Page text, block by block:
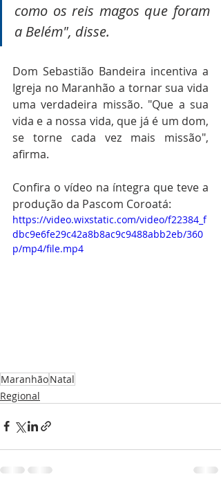
como os reis magos que foram
a Belém", disse.
Dom Sebastião Bandeira incentiva a
Igreja no Maranhão a tornar sua vida
uma verdadeira missão. "Que a sua
vida e a nossa vida, que já é um dom,
se torne cada vez mais missão",
afirma.
Confira o vídeo na íntegra que teve a
produção da Pascom Coroatá:
https://video.wixstatic.com/video/f22384_f
dbc9e6fe29c42a8b8ac9c9488abb2eb/360
p/mp4/file.mp4
MaranhãoNatal
Regional